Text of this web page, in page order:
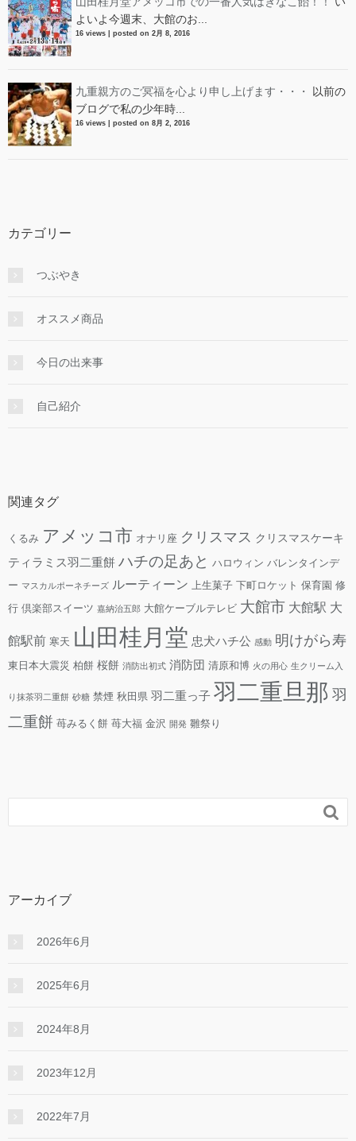
よいよ今週末、大館のお...
16 views posted on 2月 8, 2016
九重親方のご冥福を心より申し上げます・・・
以前の
ブログで私の少年時...
16 views posted on 8月 2, 2016
カテゴリー
つぶやき
オススメ商品
今日の出来事
自己紹介
関連タグ
くるみ アメッコ市 オナリ座 クリスマス クリスマスケーキ
ティラミス羽二重餅 ハチの足あと ハロウィン バレンタインデ
ー マスカルポーネチーズ ルーティーン 上生菓子 下町ロケット 保育園 修
行 倶楽部スイーツ 嘉納治五郎 大館ケーブルテレビ 大館市 大館駅 大
館駅前 寒天 山田桂月堂 忠犬ハチ公 感動 明けがら寿
東日本大震災 柏餅 桜餅 消防出初式 消防団 清原和博 火の用心 生クリーム入
り抹茶羽二重餅 砂糖 禁煙 秋田県 羽二重っ子 羽二重旦那 羽
二重餅 苺みるく餅 苺大福 金沢 開発 雛祭り

アーカイブ
2026年6月
2025年6月
2024年8月
2023年12月
2022年7月